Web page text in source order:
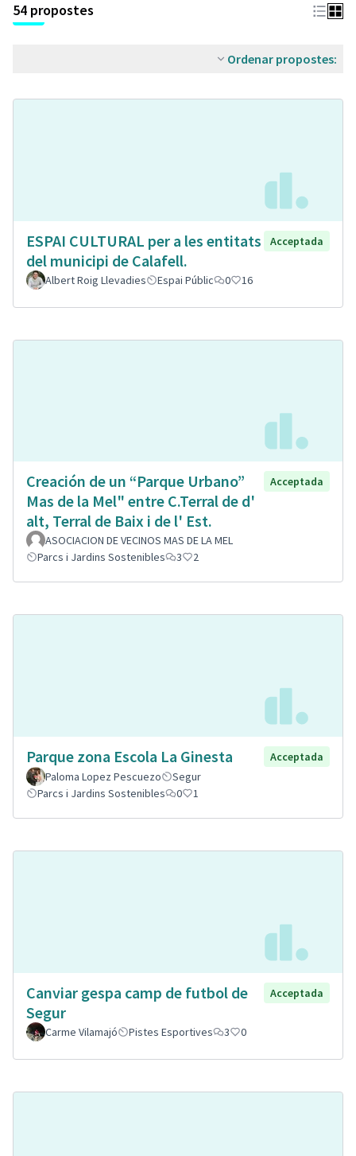
54 propostes
Ordenar propostes:
ESPAI CULTURAL per a les entitats
del municipi de Calafell.
Acceptada
Albert Roig Llevadies Espai Públic 0 16
Creación de un “Parque Urbano”
Mas de la Mel" entre C.Terral de d'
alt, Terral de Baix i de l' Est.
Acceptada
ASOCIACION DE VECINOS MAS DE LA MEL
Parcs i Jardins Sostenibles
3 2
Parque zona Escola La Ginesta
Acceptada
Paloma Lopez Pescuezo
Segur
Parcs i Jardins Sostenibles
0 1
Canviar gespa camp de futbol de
Segur
Acceptada
Carme Vilamajó Pistes Esportives 3 0